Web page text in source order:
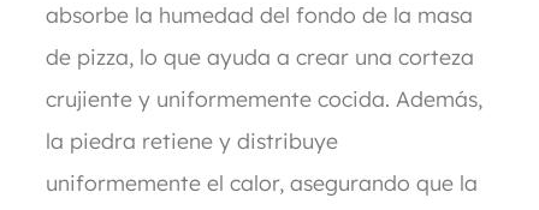
absorbe la humedad del fondo de la masa
de pizza, lo que ayuda a crear una corteza
crujiente y uniformemente cocida. Además,
la piedra retiene y distribuye
uniformemente el calor, asegurando que la